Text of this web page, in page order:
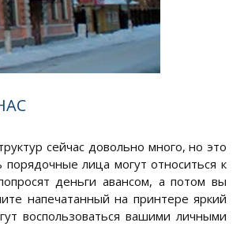
сейчас довольно много, но это
лица могут относиться к
деньги авансом, а потом вы
напечатанный на принтере яркий
воспользоваться вашими личными